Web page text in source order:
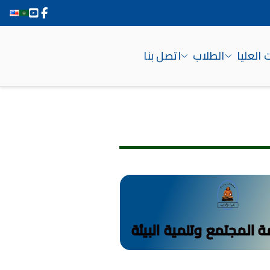
العليا الطلاب اتصل بنا
وتنمية البيئة